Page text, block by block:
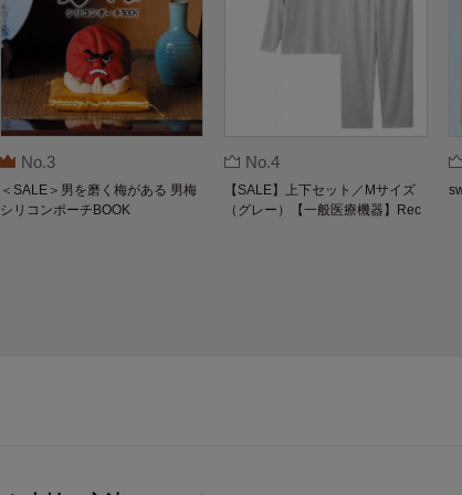
No.3
＜SALE＞男を磨く梅がある 男梅
シリコンポーチBOOK
No.4
【SALE】上下セット／Mサイズ
（グレー）【一般医療機器】Rec